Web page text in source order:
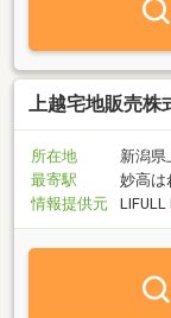
ラスハウス・アパ
物件売買等、併せ
た、相続や自己破
内では数少ない専
い。相談料は無料
お手伝いとご入居
方のお気軽なお問
なりと、お申し付け
上越宅地販売株
所在地
新潟県
最寄駅
妙高は
情報提供元
LIFULL